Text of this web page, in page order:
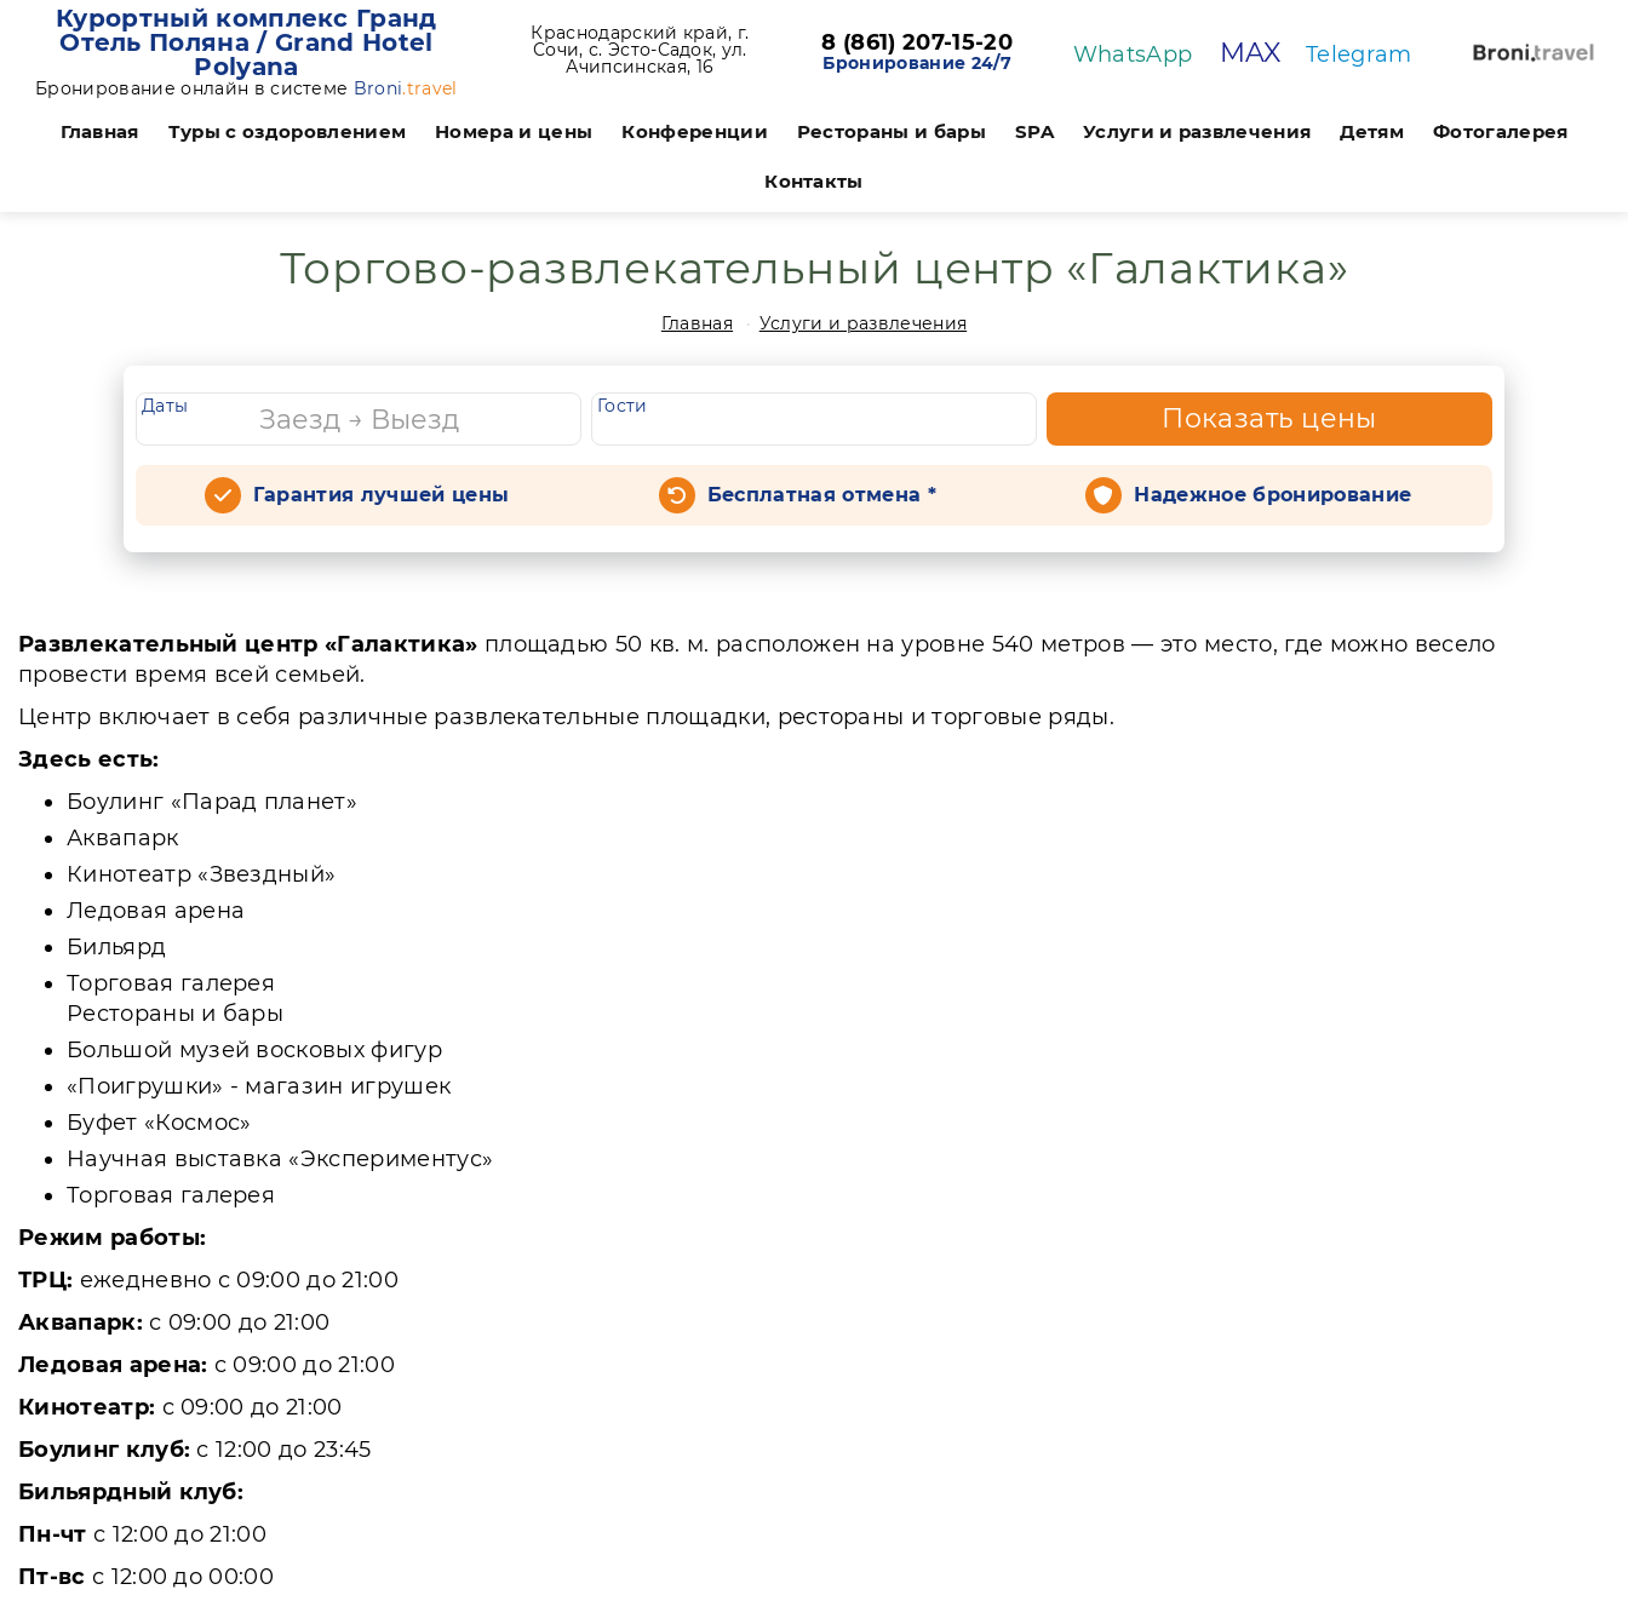
Курортный комплекс Гранд
Отель Поляна / Grand Hotel
Polyana
Бронирование онлайн в системе Broni.travel
Краснодарский край, г.
Сочи, с. Эсто-Садок, ул.
Ачипсинская, 16
8 (861) 207-15-20
Бронирование 24/7 WhatsApp MAX Telegram
Главная Туры с оздоровлением Номера и цены Конференции Рестораны и бары SPA Услуги и развлечения Детям Фотогалерея
Контакты
Торгово-развлекательный центр «Галактика»
Главная Услуги и развлечения
Даты Гости Показать цены
Гарантия лучшей цены Бесплатная отмена * Надежное бронирование
Развлекательный центр «Галактика» площадью 50 кв. м. расположен на уровне 540 метров — это место, где можно весело
провести время всей семьей.
Центр включает в себя различные развлекательные площадки, рестораны и торговые ряды.
Здесь есть:
Боулинг «Парад планет»
Аквапарк
Кинотеатр «Звездный»
Ледовая арена
Бильярд
Торговая галерея
Рестораны и бары
Большой музей восковых фигур
«Поигрушки» - магазин игрушек
Буфет «Космос»
Научная выставка «Экспериментус»
Торговая галерея
Режим работы:
ТРЦ: ежедневно с 09:00 до 21:00
Аквапарк: с 09:00 до 21:00
Ледовая арена: с 09:00 до 21:00
Кинотеатр: с 09:00 до 21:00
Боулинг клуб: с 12:00 до 23:45
Бильярдный клуб:
Пн-чт с 12:00 до 21:00
Пт-вс с 12:00 до 00:00